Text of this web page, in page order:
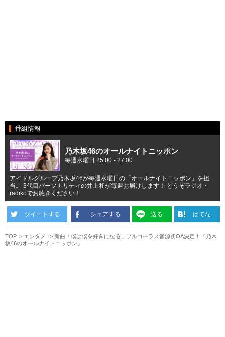
番組情報
乃木坂46のオールナイトニッポン
毎週水曜日 25:00 - 27:00
アイドルグループ乃木坂46が毎週水曜日の「オールナイトニッポン」を担
当。 3代目パーソナリティの井上和が毎週お届けします！ どうぞラジオ・
radikoでお聴きください！
ツイートする シェアする 送る はてな
TOP エンタメ
新曲「僕は僕を好きになる」フルコーラス音源初OA決定！『乃木
坂46のオールナイトニッポン』